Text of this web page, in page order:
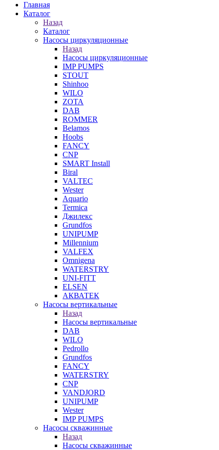
Главная
Каталог
Назад
Каталог
Насосы циркуляционные
Назад
Насосы циркуляционные
IMP PUMPS
STOUT
Shinhoo
WILO
ZOTA
DAB
ROMMER
Belamos
Hoobs
FANCY
CNP
SMART Install
Biral
VALTEC
Wester
Aquario
Termica
Джилекс
Grundfos
UNIPUMP
Millennium
VALFEX
Omnigena
WATERSTRY
UNI-FITT
ELSEN
АКВАТЕК
Насосы вертикальные
Назад
Насосы вертикальные
DAB
WILO
Pedrollo
Grundfos
FANCY
WATERSTRY
CNP
VANDJORD
UNIPUMP
Wester
IMP PUMPS
Насосы скважинные
Назад
Насосы скважинные